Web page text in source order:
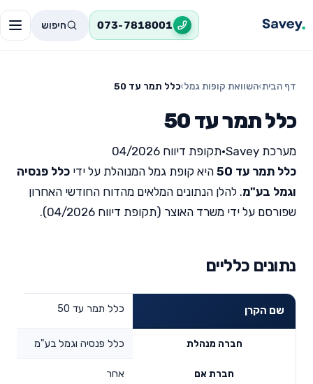
073-7818001 חיפוש
דף הבית›השוואת קופות גמל›כלל תמר עד 50
כלל תמר עד 50
מערכת Savey •תקופת דיווח 04/2026
כלל תמר עד 50
היא קופת גמל המנוהלת על ידי כלל פנסיה
וגמל בע"מ. להלן הנתונים המלאים מהדוח החודשי האחרון
שפורסם על ידי משרד האוצר (תקופת דיווח 04/2026).
נתונים כלליים
שם הקרן כלל תמר עד 50
חברה מנהלת כלל פנסיה וגמל בע"מ
חברת אם אחר